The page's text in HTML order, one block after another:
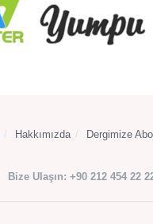
Hakkımızda Dergimize
Bize Ulaşın: +90 212 454 22